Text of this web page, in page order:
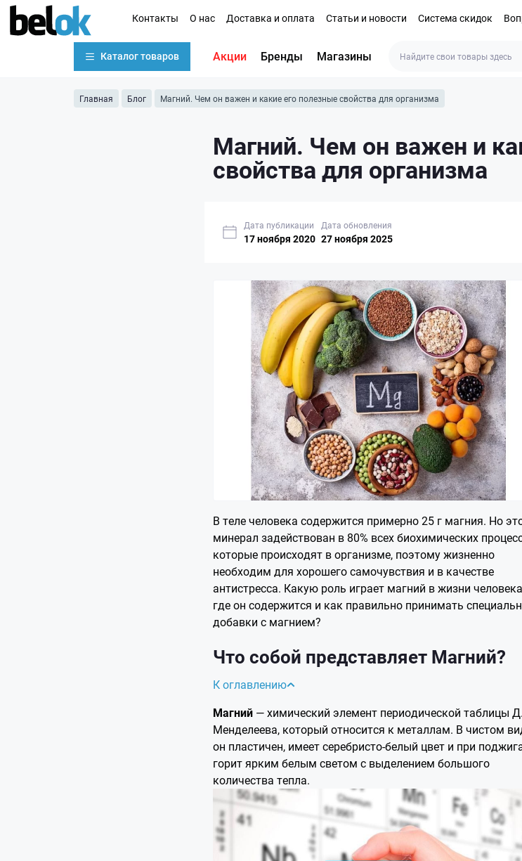
Контакты О нас Доставка и оплата Статьи и новости Система скидок
Каталог товаров Акции Бренды Магазины
Главная Блог Магний. Чем он важен и какие его полезные свойства для организма
Магний. Чем он важен и
свойства для организма
Дата публикации
17 ноября 2020
Дата обновления
27 ноября 2025
В теле человека содержится примерно 25 г магния. Но
минерал задействован в 80% всех биохимических
которые происходят в организме, поэтому жизненно
необходим для хорошего самочувствия и в качестве
антистресса. Какую роль играет магний в жизни
где он содержится и как правильно принимать
добавки с магнием?
Что собой представляет Магний?
К оглавлению
Магний — химический элемент периодической таблицы
Менделеева, который относится к металлам. В чистом
он пластичен, имеет серебристо-белый цвет и при
горит ярким белым светом с выделением большого
количества тепла.